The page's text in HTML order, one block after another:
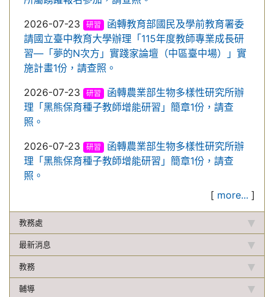
2026-07-23
研習
函轉教育部國民及學前教育署委
請國立臺中教育大學辦理「115年度教師專業成長研
習—「夢的N次方」實踐家論壇（中區臺中場）」實
施計畫1份，請查照。
2026-07-23
研習
函轉農業部生物多樣性研究所辦
理「黑熊保育種子教師增能研習」簡章1份，請查
照。
2026-07-23
研習
函轉農業部生物多樣性研究所辦
理「黑熊保育種子教師增能研習」簡章1份，請查
照。
[ more... ]
教務處
最新消息
教務
輔導